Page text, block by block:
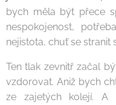
bych měla být přece
nespokojenost,
nejistota, chuť se stranit
Ten tlak zevnitř začal
vzdorovat. Aniž bych
ze zajetých kolejí. A